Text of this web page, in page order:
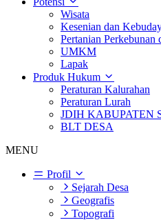
Wisata
Kesenian dan
Pertanian Perkebunan
UMKM
Lapak
Produk Hukum
Peraturan Kalurahan
Peraturan Lurah
JDIH KABUPATEN
BLT DESA
MENU
Profil
Sejarah Desa
Geografis
Topografi